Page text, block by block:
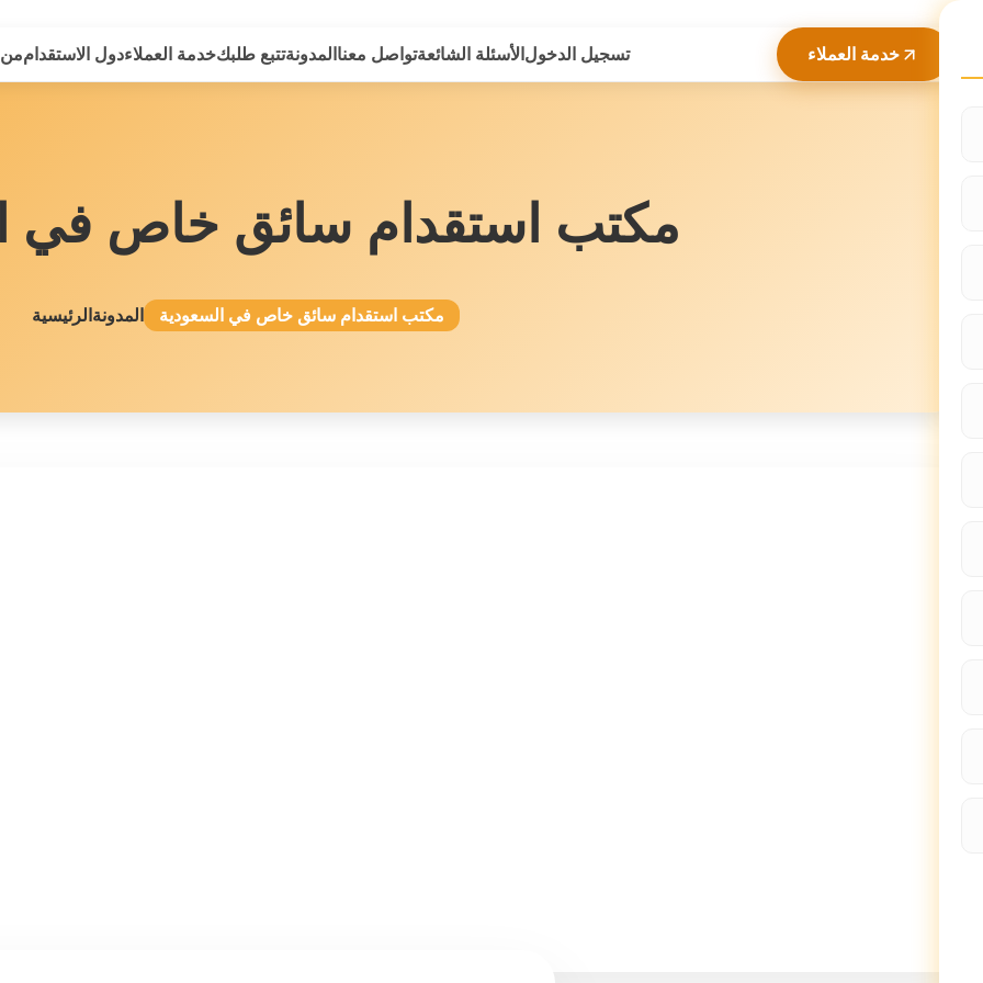
دول الاستقدامخدمة العملاءتتبع طلبكالمدونة تواصل معناالأسئلة الشائعة تسجيل الدخول خدمة العملاء
مكتب استقدام سائق خاص في
الرئيسية المدونة مكتب استقدام سائق خاص في السعودية